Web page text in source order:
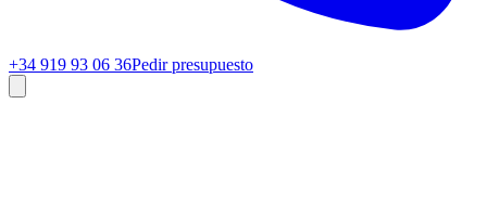
+34 919 93 06 36Pedir presupuesto